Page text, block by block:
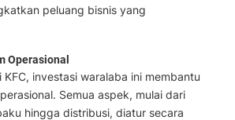
peluang bisnis yang
Operasional
investasi waralaba ini membantu
Semua aspek, mulai dari
hingga distribusi, diatur secara